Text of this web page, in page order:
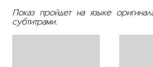
Показ пройдет на языке
субтитрами.